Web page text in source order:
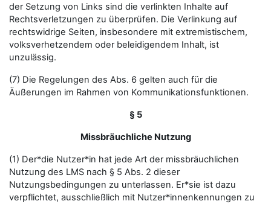
der Setzung von Links sind die verlinkten Inhalte auf
Rechtsverletzungen zu überprüfen. Die Verlinkung auf
rechtswidrige Seiten, insbesondere mit extremistischem,
volksverhetzendem oder beleidigendem Inhalt, ist
unzulässig.
(7) Die Regelungen des Abs. 6 gelten auch für die
Äußerungen im Rahmen von Kommunikationsfunktionen.
§ 5
Missbräuchliche Nutzung
(1) Der*die Nutzer*in hat jede Art der missbräuchlichen
Nutzung des LMS nach § 5 Abs. 2 dieser
Nutzungsbedingungen zu unterlassen. Er*sie ist dazu
verpflichtet, ausschließlich mit Nutzer*innenkennungen zu